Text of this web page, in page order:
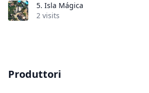
5. Isla Mágica
2 visits
Produttori